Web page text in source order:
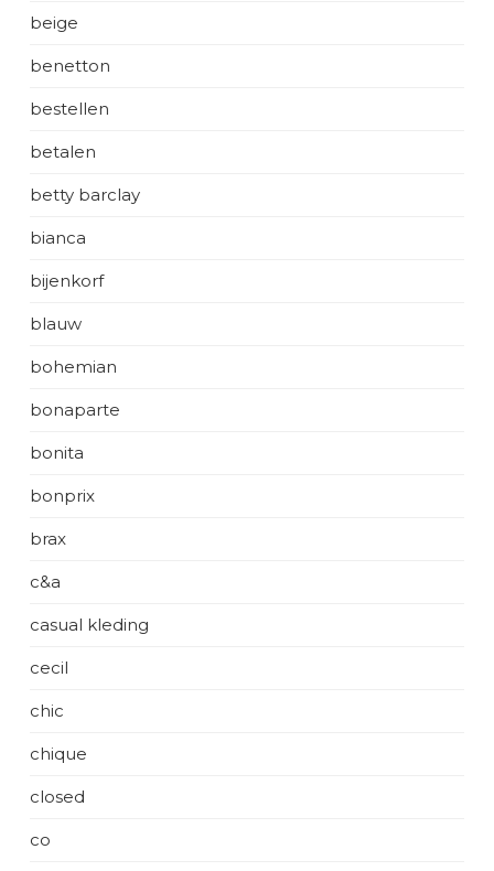
beige
benetton
bestellen
betalen
betty barclay
bianca
bijenkorf
blauw
bohemian
bonaparte
bonita
bonprix
brax
c&a
casual kleding
cecil
chic
chique
closed
co